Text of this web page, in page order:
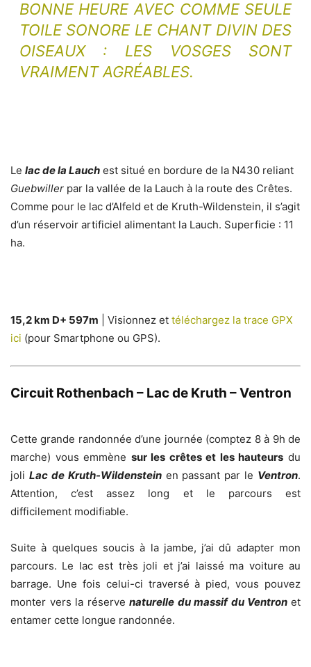
BONNE HEURE AVEC COMME SEULE
TOILE SONORE LE CHANT DIVIN DES
OISEAUX : LES VOSGESSONT
VRAIMENT AGRÉABLES.
Le lac de la Lauch est situé en bordure de la N430 reliant
Guebwiller par la vallée de la Lauch à la route des Crêtes.
Comme pour le lac d’Alfeld et de Kruth-Wildenstein, il s’agit
d’un réservoir artificiel alimentant la Lauch. Superficie : 11
ha.
15,2 km D+ 597m | Visionnez et téléchargez la trace GPX
ici (pour Smartphone ou GPS).
Circuit Rothenbach – Lac de Kruth – Ventron
Cette grande randonnée d’une journée (comptez 8 à 9h de
marche) vous emmène sur les crêtes et les hauteurs du
joli Lac de Kruth-Wildensteinen passant par le Ventron.
Attention, c’est assez long et le parcours est
difficilement modifiable.
Suite à quelques soucis à la jambe, j’ai dû adapter mon
parcours. Le lac est très joli et j’ai laissé ma voiture au
barrage. Une fois celui-ci traversé à pied, vous pouvez
monter vers la réservenaturelle du massif du Ventronet
entamer cette longue randonnée.